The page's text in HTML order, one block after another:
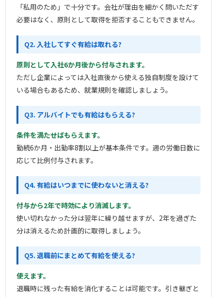
「私用のため」で十分です。会社が理由を細かく問いただす
必要はなく、原則として取得を拒否することもできません。
Q2. 入社してすぐ有給は取れる?
原則として入社6か月後から付与されます。
ただし企業によっては入社直後から使える独自制度を設けて
いる場合もあるため、就業規則を確認しましょう。
Q3. アルバイトでも有給はもらえる?
条件を満たせばもらえます。
勤続6か月・出勤率8割以上が基本条件です。週の労働日数に
応じて比例付与されます。
Q4. 有給はいつまでに使わないと消える?
付与から2年で時効により消滅します。
使い切れなかった分は翌年に繰り越せますが、2年を過ぎた
分は消えるため計画的に取得しましょう。
Q5. 退職前にまとめて有給を使える?
使えます。
退職時に残った有給を消化することは可能です。引き継ぎと